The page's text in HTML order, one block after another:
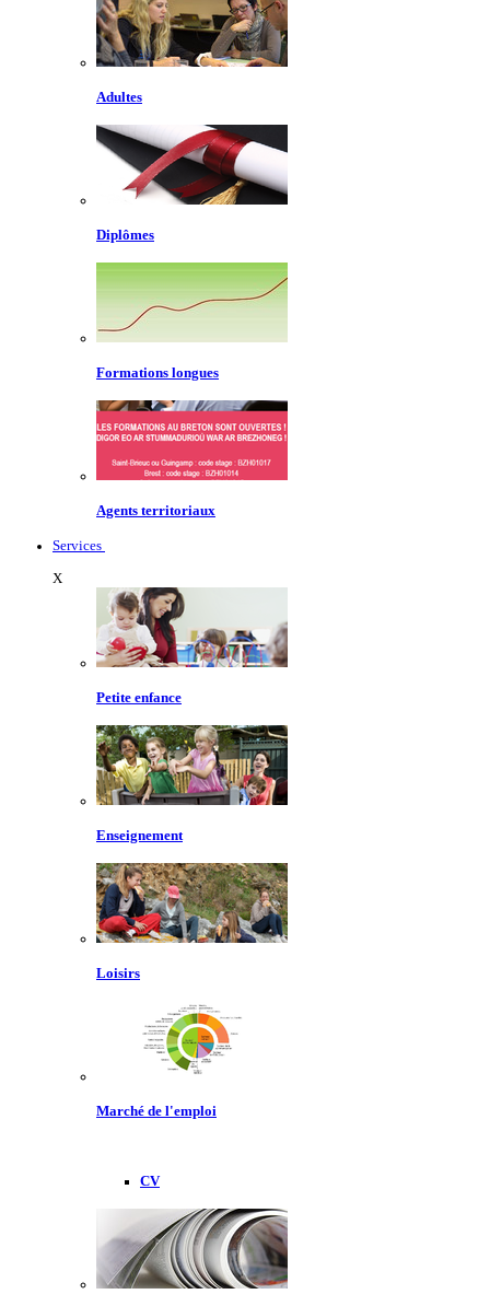
Adultes
Diplômes
Formations longues
Agents territoriaux
Services
X
Petite enfance
Enseignement
Loisirs
Marché de l'emploi
CV